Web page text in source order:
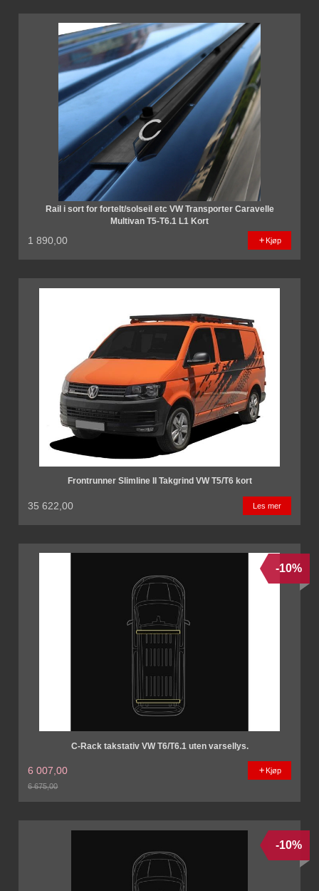
Rail i sort for fortelt/solseil etc VW Transporter Caravelle
Multivan T5-T6.1 L1 Kort
1 890,00 Kjøp
Frontrunner Slimline II Takgrind VW T5/T6 kort
35 622,00 Les mer
C-Rack takstativ VW T6/T6.1 uten varsellys.
6 007,00
6 675,00
-10%
Kjøp
-10%